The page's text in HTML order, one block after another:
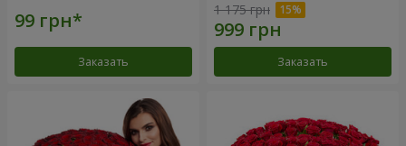
Заказать
1 175 грн
Заказать